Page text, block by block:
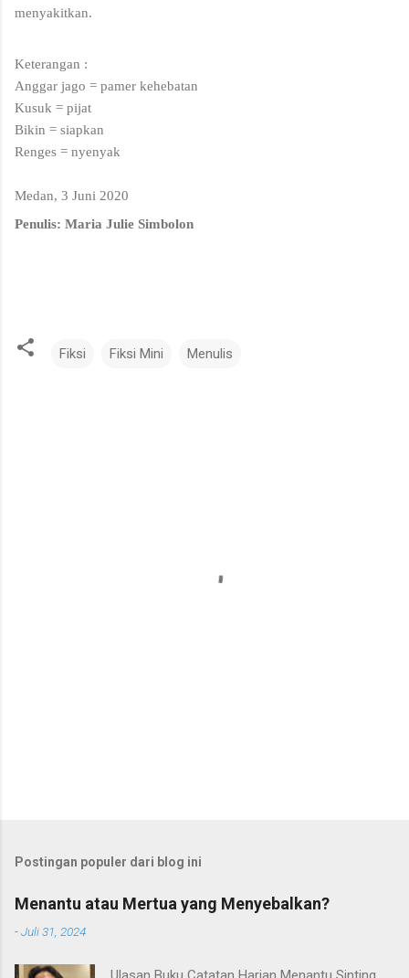
menyakitkan.
Keterangan :
Anggar jago = pamer kehebatan
Kusuk = pijat
Bikin = siapkan
Renges = nyenyak
Medan, 3 Juni 2020
Penulis: Maria Julie Simbolon
Fiksi Fiksi Mini Menulis
Postingan populer dari blog ini
Menantu atau Mertua yang Menyebalkan?
-Juli 31, 2024